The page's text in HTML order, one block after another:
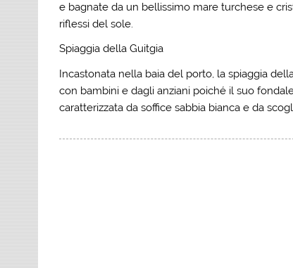
e bagnate da un bellissimo mare turchese e
riflessi del sole.
Spiaggia dellaGuitgia
Incastonata nella baia del porto, la spiaggia
con bambini e dagli anziani poiché il suo
caratterizzata da soffice sabbia bianca e da